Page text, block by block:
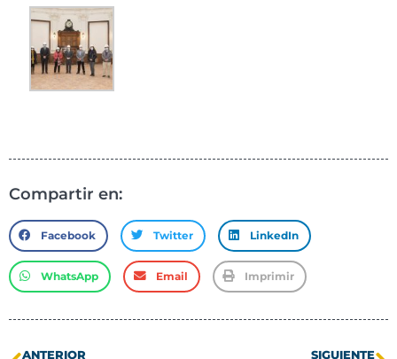
Compartir en:
Facebook Twitter LinkedIn
WhatsApp Email Imprimir
ANTERIOR SIGUIENTE